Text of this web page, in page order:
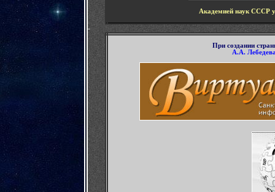
Академией наук СССР
-
При создании
А.А.